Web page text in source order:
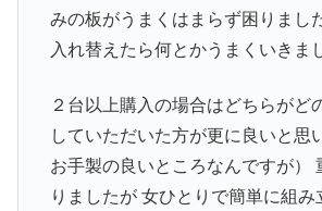
みの板がうまくはまらず困りまし
入れ替えたら何とかうまくいきま
２台以上購入の場合はどちらがど
していただいた方が更に良いと思
お手製の良いところなんですが）
りましたが 女ひとりで簡単に組み